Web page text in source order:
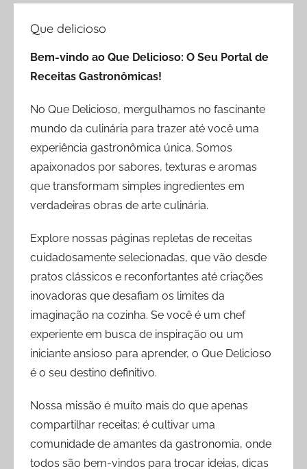
Que delicioso
Bem-vindo ao Que Delicioso: O Seu Portal de
Receitas Gastronômicas!
No Que Delicioso, mergulhamos no fascinante
mundo da culinária para trazer até você uma
experiência gastronômica única. Somos
apaixonados por sabores, texturas e aromas
que transformam simples ingredientes em
verdadeiras obras de arte culinária.
Explore nossas páginas repletas de receitas
cuidadosamente selecionadas, que vão desde
pratos clássicos e reconfortantes até criações
inovadoras que desafiam os limites da
imaginação na cozinha. Se você é um chef
experiente em busca de inspiração ou um
iniciante ansioso para aprender, o Que Delicioso
é o seu destino definitivo.
Nossa missão é muito mais do que apenas
compartilhar receitas; é cultivar uma
comunidade de amantes da gastronomia, onde
todos são bem-vindos para trocar ideias, dicas